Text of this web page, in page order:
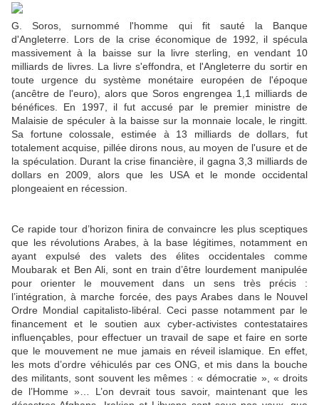
G. Soros, surnommé l'homme qui fit sauté la Banque
d'Angleterre. Lors de la crise économique de 1992, il spécula
massivement à la baisse sur la livre sterling, en vendant 10
milliards de livres. La livre s'effondra, et l'Angleterre du sortir en
toute urgence du système monétaire européen de l'époque
(ancêtre de l'euro), alors que Soros engrengea 1,1 milliards de
bénéfices. En 1997, il fut accusé par le premier ministre de
Malaisie de spéculer à la baisse sur la monnaie locale, le ringitt.
Sa fortune colossale, estimée à 13 milliards de dollars, fut
totalement acquise, pillée dirons nous, au moyen de l'usure et de
la spéculation. Durant la crise financière, il gagna 3,3 milliards de
dollars en 2009, alors que les USA et le monde occidental
plongeaient en récession.
Ce rapide tour d’horizon finira de convaincre les plus sceptiques
que les révolutions Arabes, à la base légitimes, notamment en
ayant expulsé des valets des élites occidentales comme
Moubarak et Ben Ali, sont en train d’être lourdement manipulée
pour orienter le mouvement dans un sens très précis :
l’intégration, à marche forcée, des pays Arabes dans le Nouvel
Ordre Mondial capitalisto-libéral. Ceci passe notamment par le
financement et le soutien aux cyber-activistes contestataires
influençables, pour effectuer un travail de sape et faire en sorte
que le mouvement ne mue jamais en réveil islamique. En effet,
les mots d’ordre véhiculés par ces ONG, et mis dans la bouche
des militants, sont souvent les mêmes : « démocratie », « droits
de l’Homme »… L’on devrait tous savoir, maintenant que les